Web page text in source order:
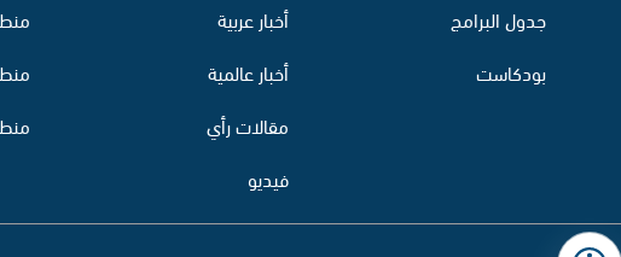
جدول البرامج
بودكاست
أخبار عربية
أخبار عالمية
مقالات رأي
فيديو